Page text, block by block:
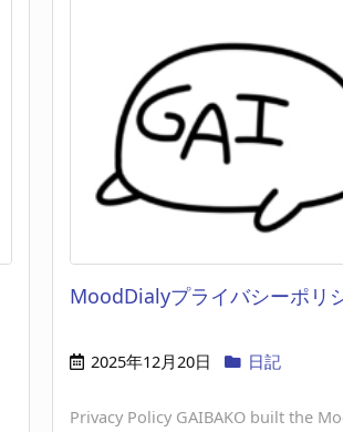
MoodDialyプライバシーポリ
2025年12月20日 日記
Privacy Policy GAIBAKO built the